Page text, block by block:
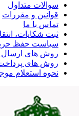
سوالات متداول
قوانین و مقررات
تماس با ما
ثبت شکایات،
سیاست حفظ
روش های ارسال
روش های
نحوه استعلام